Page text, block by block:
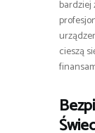
bardziej
cieszą